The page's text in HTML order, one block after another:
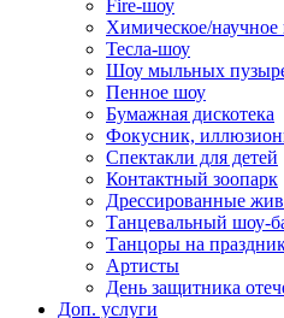
Fire-шоу
Химическое/
Тесла-шоу
Шоу мыльных
Пенное шоу
Бумажная дискотека
Фокусник,
Спектакли для детей
Контактный зоопарк
Дрессированные
Танцевальный шоу-
Танцоры на
Артисты
День защитника
Доп. услуги